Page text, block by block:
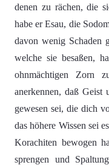
denen zu rächen, die
habe er Esau, die
davon wenig Schaden
welche sie besaßen,
ohnmächtigen Zorn
anerkennen, daß Geist
gewesen sei, die dich
das höhere Wissen sei
Korachiten bewogen
sprengen und